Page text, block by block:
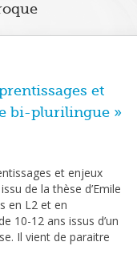
et
bi-plurilingue »
et enjeux
de la thèse d’Emile
en L2 et en
10-12 ans issus d’un
Il vient de paraitre